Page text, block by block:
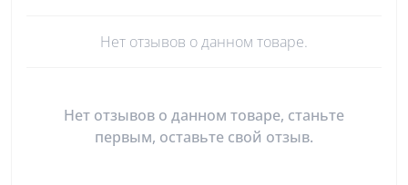
Нет отзывов о данном товаре.
Нет отзывов о данном товаре, станьте
первым, оставьте свой отзыв.